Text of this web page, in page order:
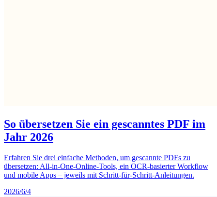
So übersetzen Sie ein gescanntes PDF im
Jahr 2026
Erfahren Sie drei einfache Methoden, um gescannte PDFs zu
übersetzen: All-in-One-Online-Tools, ein OCR-basierter Workflow
und mobile Apps – jeweils mit Schritt-für-Schritt-Anleitungen.
2026/6/4